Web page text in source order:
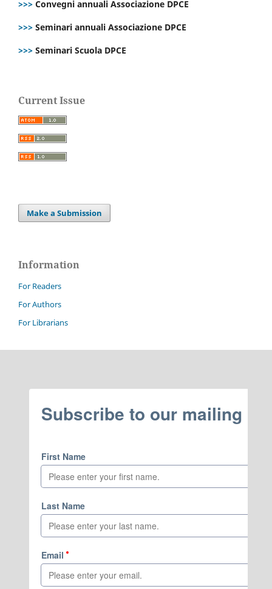
>>> Convegni annuali Associazione DPCE
>>> Seminari annuali Associazione DPCE
>>> Seminari Scuola DPCE
Current Issue
Make a Submission
Information
For Readers
For Authors
For Librarians